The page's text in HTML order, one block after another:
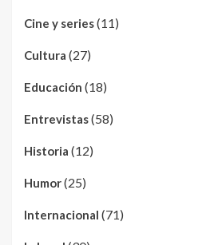
Cine y series(11)
Cultura (27)
Educación (18)
Entrevistas(58)
Historia (12)
Humor(25)
Internacional (71)